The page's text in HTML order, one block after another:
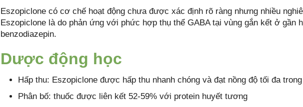
Eszopiclone có cơ chế hoạt động chưa được xác định rõ ràng nhưng nhiều
Eszopiclone là do phản ứng với phức hợp thụ thể GABA tại vùng gắn kết ở gần
benzodiazepin.
Dược động học
Hấp thu: Eszopiclone được hấp thu nhanh chóng và đạt nồng độ tối đa
Phân bố: thuốc được liên kết 52-59% với protein huyết tương